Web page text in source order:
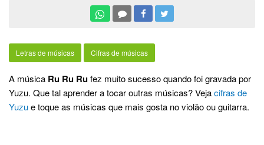
Letras de músicas Cifras de músicas
A música Ru Ru Rufez muito sucesso quando foi gravada por
Yuzu. Que tal aprender a tocar outras músicas? Vejacifras de
Yuzue toque as músicas que mais gosta no violão ou guitarra.